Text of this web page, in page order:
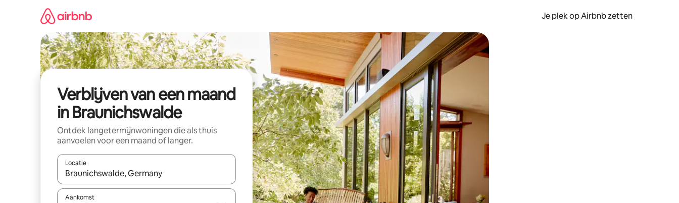
Je plek op Airbnb zetten
Verblijven van een maand
in Braunichswalde
Ontdek langetermijnwoningen die als thuis
aanvoelen voor een maand of langer.
Locatie
Wanneer er resultaten beschikbaar zijn, maak je een keuze met je de pijltjestoetsen omhoog en omlaag, óf door te tikken of swipen.
Aankomst